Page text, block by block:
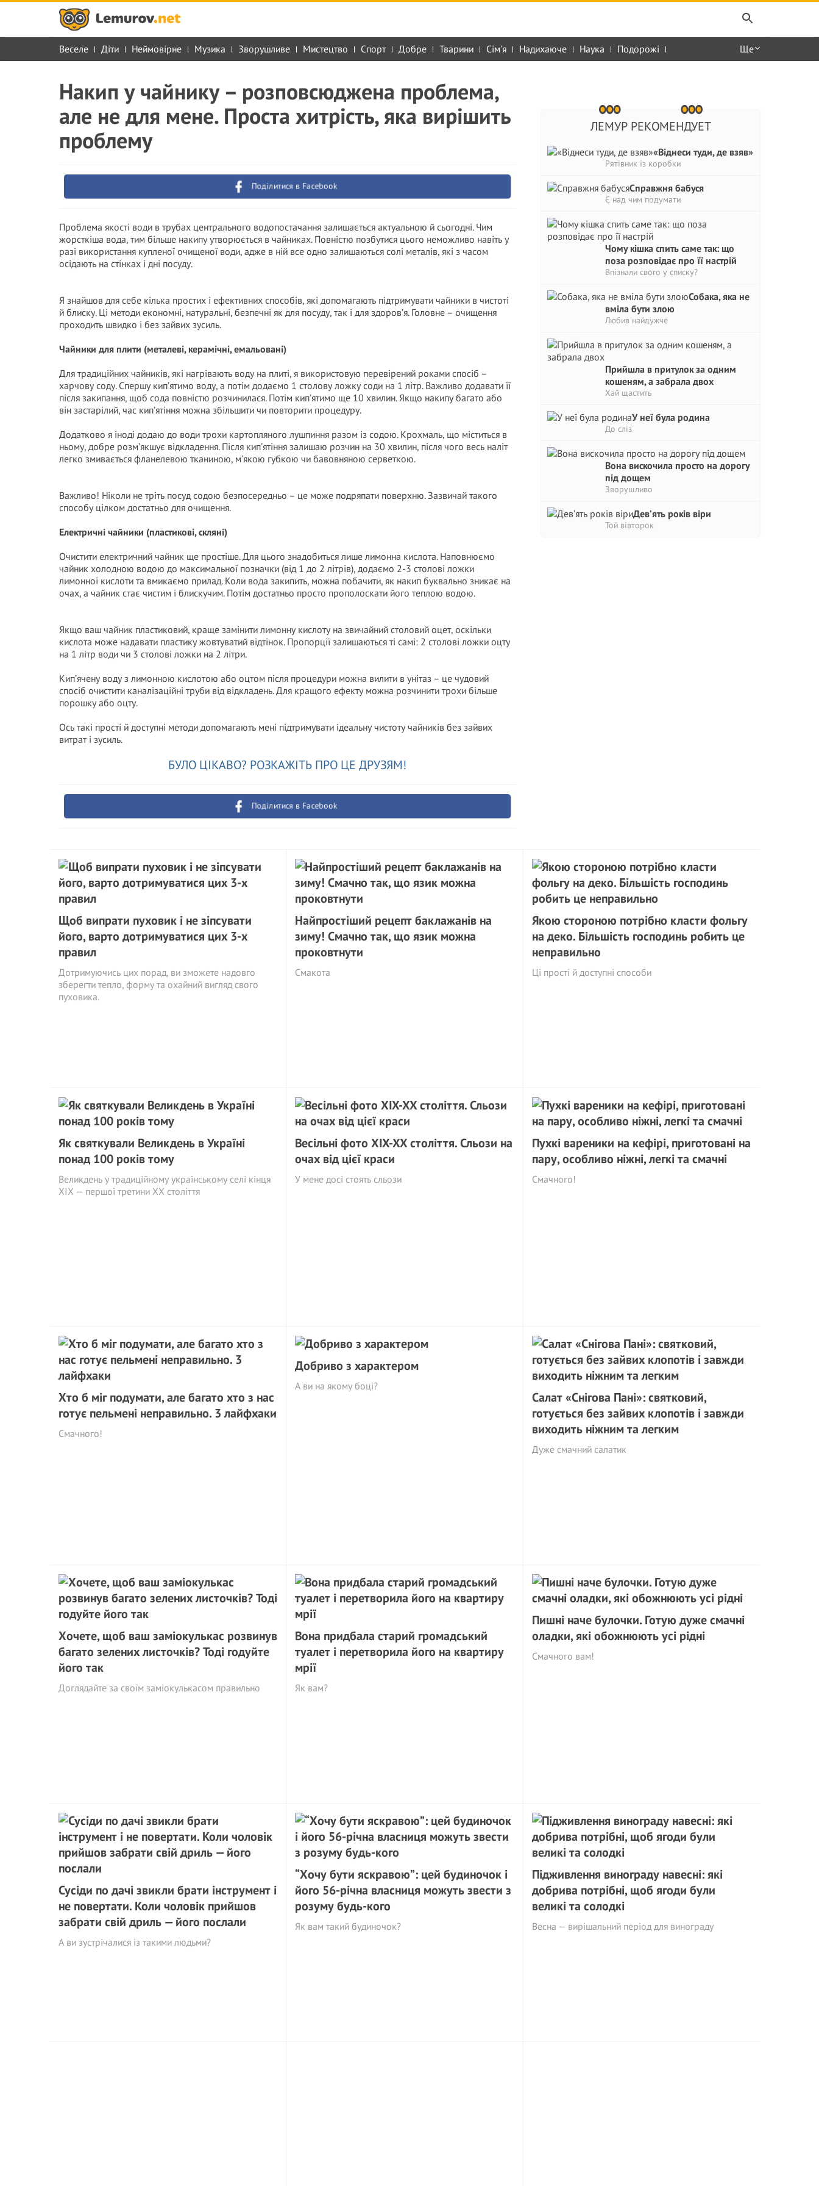
Веселе Діти Неймовірне Музика Зворушливе Мистецтво Спорт Добре Тварини Сім'я Надихаюче Наука Подорожі Ще
ЛЕМУР РЕКОМЕНДУЕТ
«Віднеси туди, де взяв»
Рятівник із коробки
Справжня бабуся
Є над чим подумати
Чому кішка спить саме так: що
поза розповідає про її настрій
Впізнали свого у списку?
Собака, яка не
вміла бути злою
Любив найдужче
Прийшла в притулок за одним
кошеням, а забрала двох
Хай щастить
У неї була родина
До сліз
Вона вискочила просто на дорогу
під дощем
Зворушливо
Дев’ять років віри
Той вівторок
Накип у чайнику – розповсюджена проблема,
але не для мене. Проста хитрість, яка вирішить
проблему
Поділитися в Facebook
Проблема якості води в трубах центрального водопостачання залишається актуальною й сьогодні. Чим
жорсткіша вода, тим більше накипу утворюється в чайниках. Повністю позбутися цього неможливо навіть у
разі використання купленої очищеної води, адже в ній все одно залишаються солі металів, які з часом
осідають на стінках і дні посуду.
Я знайшов для себе кілька простих і ефективних способів, які допомагають підтримувати чайники в чистоті
й блиску. Ці методи економні, натуральні, безпечні як для посуду, так і для здоров’я. Головне – очищення
проходить швидко і без зайвих зусиль.
Чайники для плити (металеві, керамічні, емальовані)
Для традиційних чайників, які нагрівають воду на плиті, я використовую перевірений роками спосіб –
харчову соду. Спершу кип’ятимо воду, а потім додаємо 1 столову ложку соди на 1 літр. Важливо додавати її
після закипання, щоб сода повністю розчинилася. Потім кип’ятимо ще 10 хвилин. Якщо накипу багато або
він застарілий, час кип’ятіння можна збільшити чи повторити процедуру.
Додатково я іноді додаю до води трохи картопляного лушпиння разом із содою. Крохмаль, що міститься в
ньому, добре розм’якшує відкладення. Після кип’ятіння залишаю розчин на 30 хвилин, після чого весь наліт
легко змивається фланелевою тканиною, м’якою губкою чи бавовняною серветкою.
Важливо! Ніколи не тріть посуд содою безпосередньо – це може подряпати поверхню. Зазвичай такого
способу цілком достатньо для очищення.
Електричні чайники (пластикові, скляні)
Очистити електричний чайник ще простіше. Для цього знадобиться лише лимонна кислота. Наповнюємо
чайник холодною водою до максимальної позначки (від 1 до 2 літрів), додаємо 2-3 столові ложки
лимонної кислоти та вмикаємо прилад. Коли вода закипить, можна побачити, як накип буквально зникає на
очах, а чайник стає чистим і блискучим. Потім достатньо просто прополоскати його теплою водою.
Якщо ваш чайник пластиковий, краще замінити лимонну кислоту на звичайний столовий оцет, оскільки
кислота може надавати пластику жовтуватий відтінок. Пропорції залишаються ті самі: 2 столові ложки оцту
на 1 літр води чи 3 столові ложки на 2 літри.
Кип’ячену воду з лимонною кислотою або оцтом після процедури можна вилити в унітаз – це чудовий
спосіб очистити каналізаційні труби від відкладень. Для кращого ефекту можна розчинити трохи більше
порошку або оцту.
Ось такі прості й доступні методи допомагають мені підтримувати ідеальну чистоту чайників без зайвих
витрат і зусиль.
БУЛО ЦІКАВО? РОЗКАЖІТЬ ПРО ЦЕ ДРУЗЯМ!
Поділитися в Facebook
Щоб випрати пуховик і не зіпсувати
його, варто дотримуватися цих 3-х
правил
Дотримуючись цих порад, ви зможете надовго
зберегти тепло, форму та охайний вигляд свого
пуховика.
Найпростіший рецепт баклажанів на
зиму! Смачно так, що язик можна
проковтнути
Смакота
Якою стороною потрібно класти фольгу
на деко. Більшість господинь робить це
неправильно
Ці прості й доступні способи
Як святкували Великдень в Україні
понад 100 років тому
Великдень у традиційному українському селі кінця
ХІХ — першої третини ХХ століття
Весільні фото XIX-XX століття. Сльози на
очах від цієї краси
У мене досі стоять сльози
Пухкі вареники на кефірі, приготовані на
пару, особливо ніжні, легкі та смачні
Смачного!
Хто б міг подумати, але багато хто з нас
готує пельмені неправильно. 3 лайфхаки
Смачного!
Добриво з характером
А ви на якому боці?
Салат «Снігова Пані»: святковий,
готується без зайвих клопотів і завжди
виходить ніжним та легким
Дуже смачний салатик
Хочете, щоб ваш заміокулькас розвинув
багато зелених листочків? Тоді годуйте
його так
Доглядайте за своїм заміокулькасом правильно
Вона придбала старий громадський
туалет і перетворила його на квартиру
мрії
Як вам?
Пишні наче булочки. Готую дуже смачні
оладки, які обожнюють усі рідні
Смачного вам!
Сусіди по дачі звикли брати інструмент і
не повертати. Коли чоловік прийшов
забрати свій дриль — його послали
А ви зустрічалися із такими людьми?
“Хочу бути яскравою”: цей будиночок і
його 56-річна власниця можуть звести з
розуму будь-кого
Як вам такий будиночок?
Підживлення винограду навесні: які
добрива потрібні, щоб ягоди були
великі та солодкі
Весна — вирішальний період для винограду